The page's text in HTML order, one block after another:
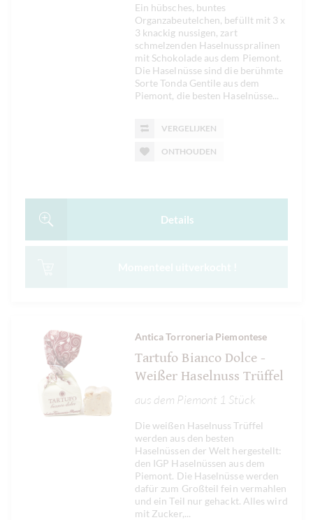
Ein hübsches, buntes
Organzabeutelchen, befüllt mit 3 x
3 knackig nussigen, zart
schmelzenden Haselnusspralinen
mit Schokolade aus dem Piemont.
Die Haselnüsse sind die berühmte
Sorte Tonda Gentile aus dem
Piemont, die besten Haselnüsse...
Details
VERGELIJKEN
ONTHOUDEN
Antica Torroneria Piemontese
Tartufo Bianco Dolce -
Weißer Haselnuss Trüffel
aus dem Piemont 1 Stück
Die weißen Haselnuss Trüffel
werden aus den besten
Haselnüssen der Welt hergestellt:
den IGP Haselnüssen aus dem
Piemont. Die Haselnüsse werden
dafür zum Großteil fein vermahlen
und ein Teil nur gehackt. Alles wird
mit Zucker,...